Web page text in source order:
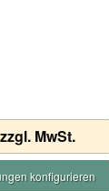
MwSt.
konfigurieren